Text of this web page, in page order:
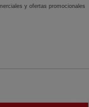
y ofertas promocionales